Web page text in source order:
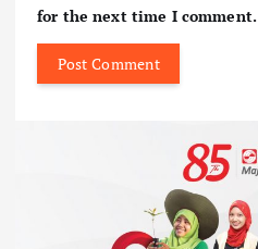
for the next time I comment.